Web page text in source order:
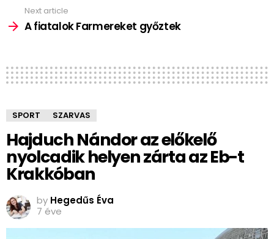
Next article
A fiatalok Farmereket győztek
SPORT SZARVAS
Hajduch Nándor az előkelő
nyolcadik helyen zárta az Eb-t
Krakkóban
by Hegedűs Éva
7 éve